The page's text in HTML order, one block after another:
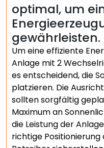
optimal, um
gewährleisten.
Um eine effiziente
Anlage mit 2
es entscheidend, die
platzieren. Die
sollten sorgfältig
Maximum an
die Leistung der
richtige